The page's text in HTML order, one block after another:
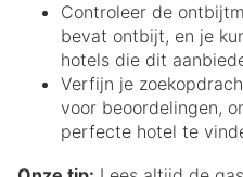
Controleer de
bevat ontbijt, en je
hotels die dit
Verfijn je
voor beoordelingen,
perfecte hotel te